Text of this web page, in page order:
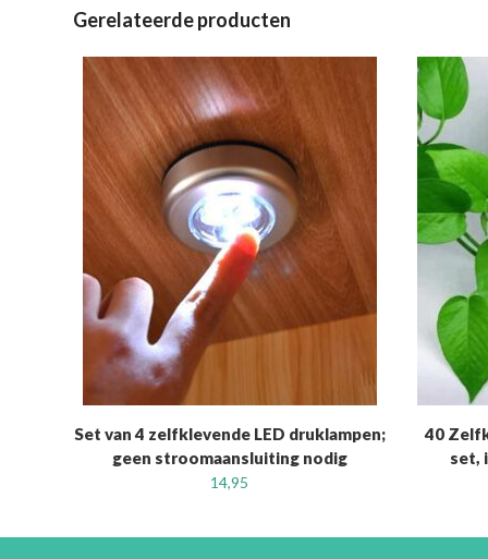
Gerelateerde producten
Set van 4 zelfklevende LED druklampen;
geen stroomaansluiting nodig
14,95
40
set,